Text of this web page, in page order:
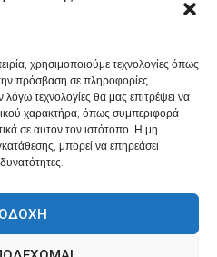
χρησιμοποιούμε τεχνολογίες όπως
πρόσβαση σε πληροφορίες
τεχνολογίες θα μας επιτρέψει να
χαρακτήρα, όπως συμπεριφορά
σε αυτόν τον ιστότοπο. Η μη
μπορεί να επηρεάσει
20:00